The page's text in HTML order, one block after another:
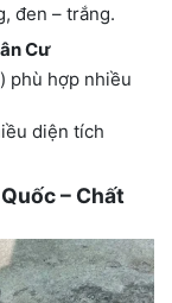
đen – trắng.
Cư
phù hợp nhiều
diện tích
– Chất